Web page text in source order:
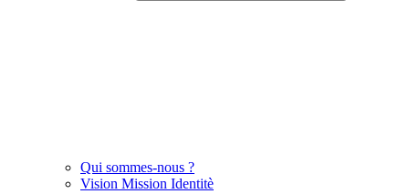
Qui sommes-nous ?
Vision Mission Identitè